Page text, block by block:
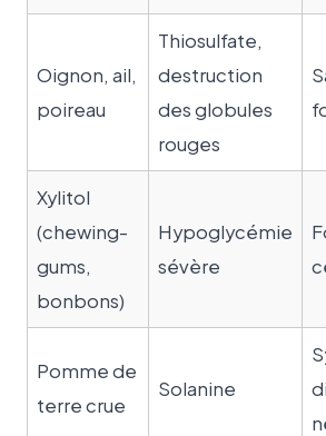
Oignon, ail,
poireau
Thiosulfate,
destruction
des globules
rouges
Xylitol
(chewing-
gums,
bonbons)
Hypoglycémie
sévère
Pomme de
terre crue
Solanine